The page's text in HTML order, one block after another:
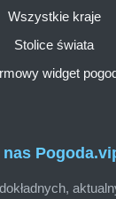
nas
Wszystkie kraje
Stolice świata
widget